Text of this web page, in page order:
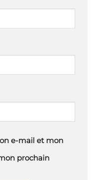
e-mail et mon
prochain